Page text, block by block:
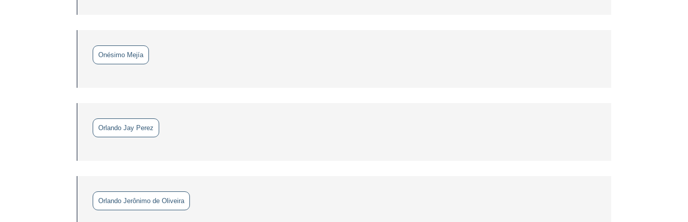
Onésimo Mejía
Orlando Jay Perez
Orlando Jerônimo de Oliveira